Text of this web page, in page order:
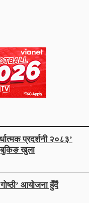
प्रदर्शनी २०८३’
खुला
आयोजना हुँदैं